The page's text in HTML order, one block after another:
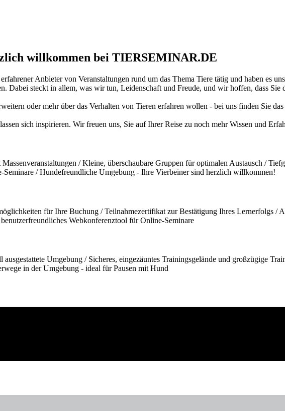
willkommen bei TIERSEMINAR.DE
Anbieter von Veranstaltungen rund um das Thema Tiere tätig und haben es
Dabei steckt in allem, was wir tun, Leidenschaft und Freude, und wir hoffen, dass Sie
oder mehr über das Verhalten von Tieren erfahren wollen - bei uns finden Sie das
sich inspirieren. Wir freuen uns, Sie auf Ihrer Reise zu noch mehr Wissen und
/ Kleine, überschaubare Gruppen für optimalen Austausch /
/ Hundefreundliche Umgebung - Ihre Vierbeiner sind herzlich willkommen!
für Ihre Buchung / Teilnahmezertifikat zur Bestätigung Ihres Lernerfolgs /
Webkonferenztool für Online-Seminare
Umgebung / Sicheres, eingezäuntes Trainingsgelände und großzügige
in der Umgebung - ideal für Pausen mit Hund